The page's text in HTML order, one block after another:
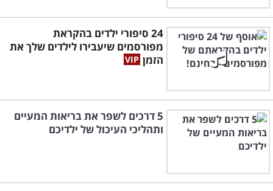
24 סיפורי ילדים בהקראת
מפורסמים שיעבירו לילדים שלך את
הזמן
5 דרכים לשפר את בריאות המעיים
ותהליכי העיכול של ילדיכם